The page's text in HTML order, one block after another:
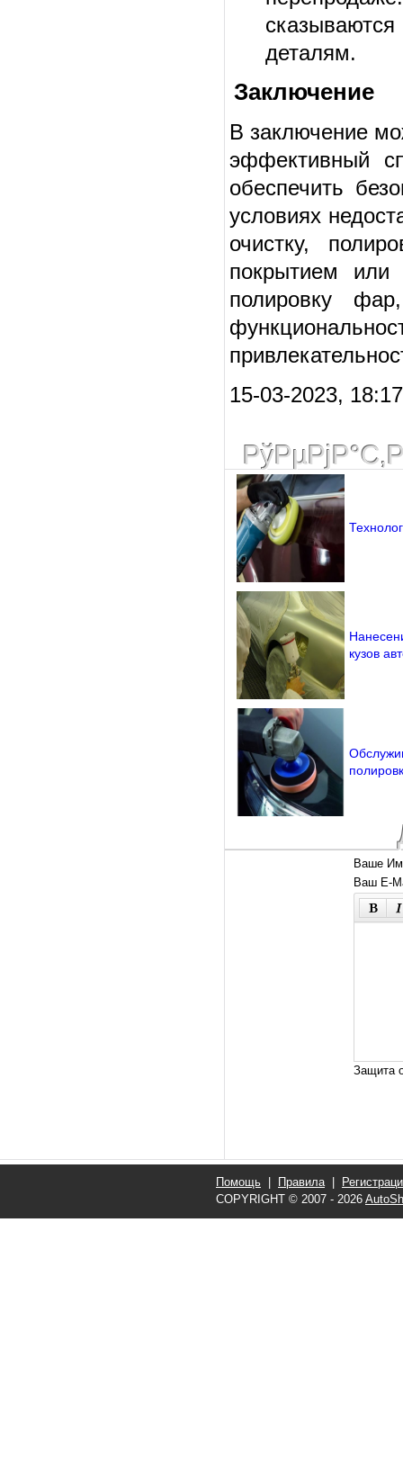
деталям.
Заключение
В заключение
эффективный
обеспечить
условиях
очистку,
покрытием или
полировку
15-03-2023,
кузов
Ваше
Ваш E-
Защита
Помощь Правила|
COPYRIGHT © 2007 - 2026